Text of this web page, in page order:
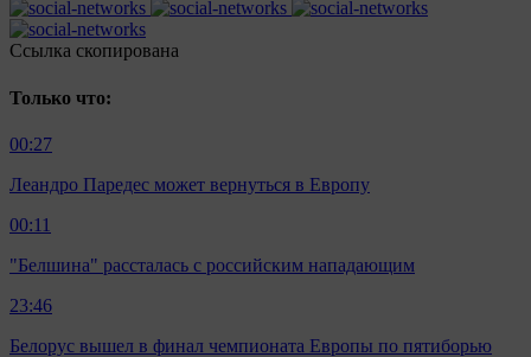
Ccылка скопирована
Только что:
00:27
Леандро Паредес может вернуться в Европу
00:11
"Белшина" рассталась с российским нападающим
23:46
Белорус вышел в финал чемпионата Европы по пятиборью